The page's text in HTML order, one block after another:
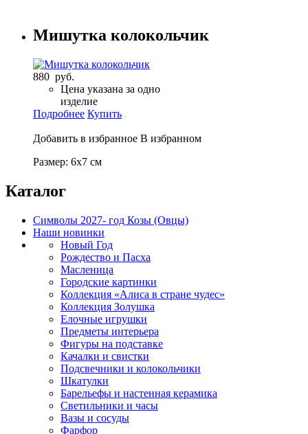
Мишутка колокольчик
880 руб.
Цена указана за одно
изделие
Подробнее Купить
Добавить в избранное В избранном
Размер: 6х7 см
Каталог
Символы 2027- год Козы (Овцы)
Наши новинки
Новый Год
Рождество и Пасха
Масленица
Городские картинки
Коллекция «Алиса в стране чудес»
Коллекция Золушка
Елочные игрушки
Предметы интерьера
Фигуры на подставке
Качалки и свистки
Подсвечники и колокольчики
Шкатулки
Барельефы и настенная керамика
Светильники и часы
Вазы и сосуды
Фарфор